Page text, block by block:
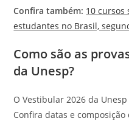
Confira também: 10 cursos
estudantes no Brasil,
Como são as
da Unesp?
O Vestibular 2026 da
Confira datas e composição